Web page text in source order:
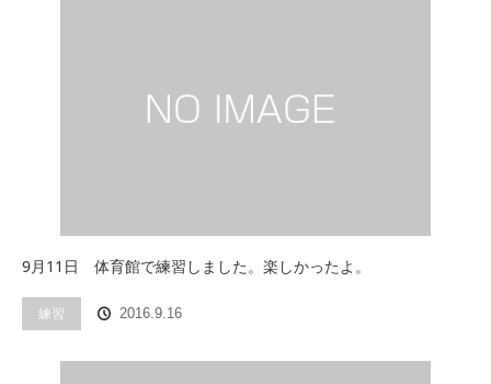
9月11日 体育館で練習しました。楽しかったよ。
練習 2016.9.16